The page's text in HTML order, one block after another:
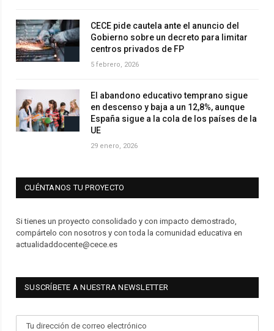
CECE pide cautela ante el anuncio del
Gobierno sobre un decreto para limitar
centros privados de FP
5 febrero, 2026
El abandono educativo temprano sigue
en descenso y baja a un 12,8%, aunque
España sigue a la cola de los países de la
UE
29 enero, 2026
CUÉNTANOS TU PROYECTO
Si tienes un proyecto consolidado y con impacto demostrado,
compártelo con nosotros y con toda la comunidad educativa en
actualidaddocente@cece.es
SUSCRÍBETE A NUESTRA NEWSLETTER